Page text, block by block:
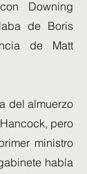
Downing
de Boris
de Matt
del almuerzo
pero
ministro
había